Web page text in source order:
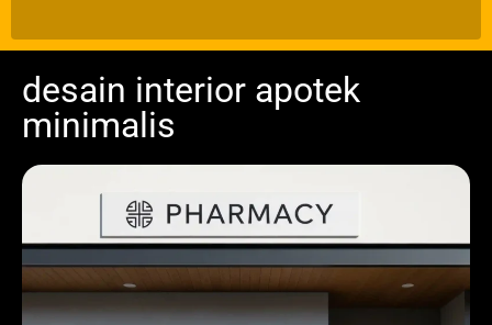
desain interior apotek
minimalis